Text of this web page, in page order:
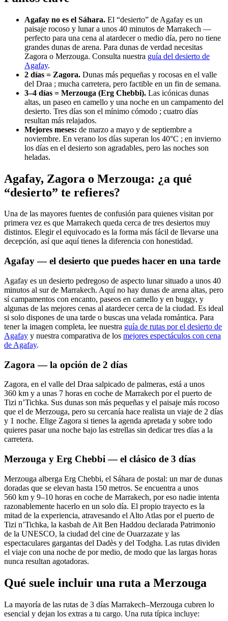
Agafay no es el Sáhara. El “desierto” de Agafay es un
paisaje rocoso y lunar a unos 40 minutos de Marrakech —
perfecto para una cena al atardecer o medio día, pero no tiene
grandes dunas de arena. Para dunas de verdad necesitas
Zagora o Merzouga. Consulta nuestra guía del desierto de
Agafay.
2 días = Zagora. Dunas más pequeñas y rocosas en el valle
del Draa ; mucha carretera, pero factible en un fin de semana.
3–4 días = Merzouga (Erg Chebbi). Las icónicas dunas
altas, un paseo en camello y una noche en un campamento del
desierto. Tres días son el mínimo cómodo ; cuatro días
resultan más relajados.
Mejores meses: de marzo a mayo y de septiembre a
noviembre. En verano los días superan los 40°C ; en invierno
los días en el desierto son agradables, pero las noches son
heladas.
Agafay, Zagora o Merzouga: ¿a qué
“desierto” te refieres?
Una de las mayores fuentes de confusión para quienes visitan por
primera vez es que Marrakech queda cerca de tres desiertos muy
distintos. Elegir el equivocado es la forma más fácil de llevarse una
decepción, así que aquí tienes la diferencia con honestidad.
Agafay — el desierto que puedes hacer en una tarde
Agafay es un desierto pedregoso de aspecto lunar situado a unos 40
minutos al sur de Marrakech. Aquí no hay dunas de arena altas, pero
sí campamentos con encanto, paseos en camello y en buggy, y
algunas de las mejores cenas al atardecer cerca de la ciudad. Es ideal
si solo dispones de una tarde o buscas una velada romántica. Para
tener la imagen completa, lee nuestra guía de rutas por el desierto de
Agafay y nuestra comparativa de los mejores espectáculos con cena
de Agafay.
Zagora — la opción de 2 días
Zagora, en el valle del Draa salpicado de palmeras, está a unos
360 km y a unas 7 horas en coche de Marrakech por el puerto de
Tizi n’Tichka. Sus dunas son más pequeñas y el paisaje más rocoso
que el de Merzouga, pero su cercanía hace realista un viaje de 2 días
y 1 noche. Elige Zagora si tienes la agenda apretada y sobre todo
quieres pasar una noche bajo las estrellas sin dedicar tres días a la
carretera.
Merzouga y Erg Chebbi — el clásico de 3 días
Merzouga alberga Erg Chebbi, el Sáhara de postal: un mar de dunas
doradas que se elevan hasta 150 metros. Se encuentra a unos
560 km y 9–10 horas en coche de Marrakech, por eso nadie intenta
razonablemente hacerlo en un solo día. El propio trayecto es la
mitad de la experiencia, atravesando el Alto Atlas por el puerto de
Tizi n’Tichka, la kasbah de Aït Ben Haddou declarada Patrimonio
de la UNESCO, la ciudad del cine de Ouarzazate y las
espectaculares gargantas del Dadès y del Todgha. Las rutas dividen
el viaje con una noche de por medio, de modo que las largas horas
nunca resultan agotadoras.
Qué suele incluir una ruta a Merzouga
La mayoría de las rutas de 3 días Marrakech–Merzouga cubren lo
esencial y dejan los extras a tu cargo. Una ruta típica incluye: